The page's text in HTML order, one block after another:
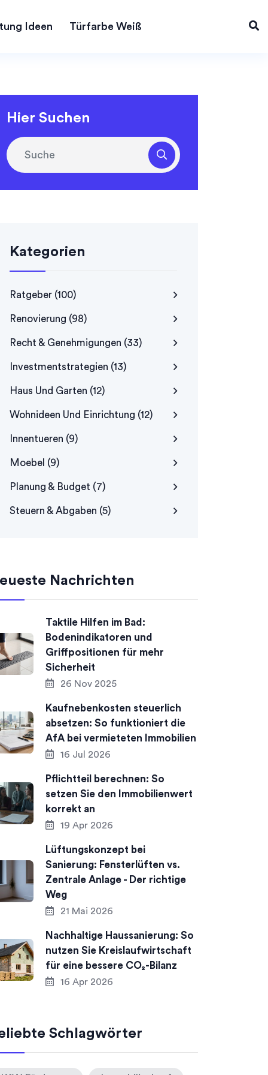
Ideen Türfarbe Weiß
Hier Suchen
Kategorien
Ratgeber (100)
Renovierung (98)
Recht & Genehmigungen (33)
Investmentstrategien (13)
Haus Und Garten (12)
Wohnideen Und Einrichtung (12)
Innentueren (9)
Moebel (9)
Planung & Budget (7)
Steuern & Abgaben (5)
Nachrichten
Taktile Hilfen im Bad:
Bodenindikatoren und
Griffpositionen für mehr
Sicherheit
26 Nov 2025
Kaufnebenkosten steuerlich
absetzen: So funktioniert die
AfA bei vermieteten Immobilien
16 Jul 2026
Pflichtteil berechnen: So
setzen Sie den Immobilienwert
korrekt an
19 Apr 2026
Lüftungskonzept bei
Sanierung: Fensterlüften vs.
Zentrale Anlage - Der richtige
Weg
21 Mai 2026
Nachhaltige Haussanierung: So
nutzen Sie Kreislaufwirtschaft
für eine bessere CO₂-Bilanz
16 Apr 2026
Schlagwörter